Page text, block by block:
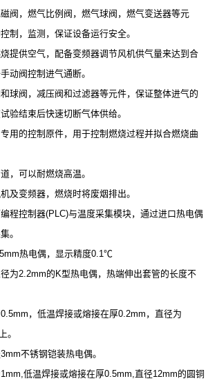
阀，燃气比例阀，燃气球阀，燃气变送器等元
制，监测，保证设备运行安全。
提供空气，配备变频器调节风机供气量来达到合
动阀控制进气通断。
球阀，减压阀和过滤器等元件，保证整体进气的
验结束后快速切断气体供给。
用的控制原件，用于控制燃烧过程并拟合燃烧曲
，可以耐燃烧高温。
及变频器，燃烧时将废烟排出。
程控制器(PLC)与温度采集模块，通过进口热电偶
。
热电偶，显示精度0.1℃
为2.2mm的K型热电偶，热端伸出套管的长度不
，低温焊接或熔接在厚0.2mm，直径为
。
不锈钢铠装热电偶。
低温焊接或熔接在厚0.5mm,直径12mm的圆铜